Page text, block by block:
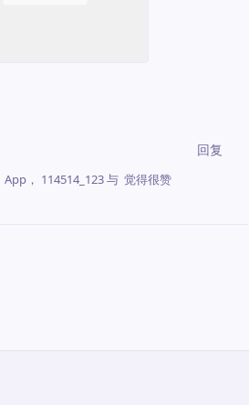
回复
App ， 114514_123与 觉得很赞